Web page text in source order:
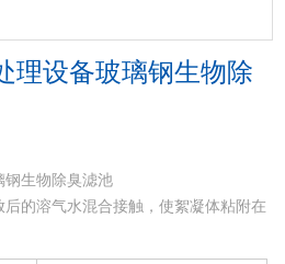
理设备玻璃钢生物除
钢生物除臭滤池
的溶气水混合接触，使絮凝体粘附在